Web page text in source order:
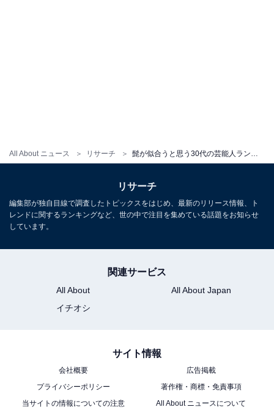
All About ニュース リサーチ
リサーチ
編集部が独自目線で調査したトピックスをはじめ、最新のリリース情報、ト
レンドに関するランキングなど、世の中で注目を集めている話題をお知らせ
しています。
関連サービス
All About
All About Japan
イチオシ
サイト情報
会社概要
広告掲載
プライバシーポリシー
著作権・商標・免責事項
当サイトの情報についての注意
All About ニュースについて